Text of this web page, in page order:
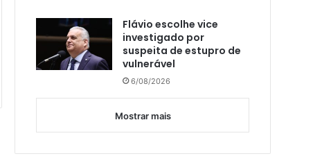
Flávio escolhe vice
investigado por
suspeita de estupro de
vulnerável
6/08/2026
Mostrar mais